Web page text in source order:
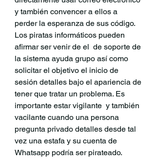
y también convencer a ellos a
perder la esperanza de sus código.
Los piratas informáticos pueden
afirmar ser venir de el  de soporte de
la sistema ayuda grupo así como
solicitar el objetivo el inicio de
sesión detalles bajo el apariencia de
tener que tratar un problema. Es
importante estar vigilante  y también
vacilante cuando una persona
pregunta privado detalles desde tal
vez una estafa y su cuenta de
Whatsapp podría ser pirateado.